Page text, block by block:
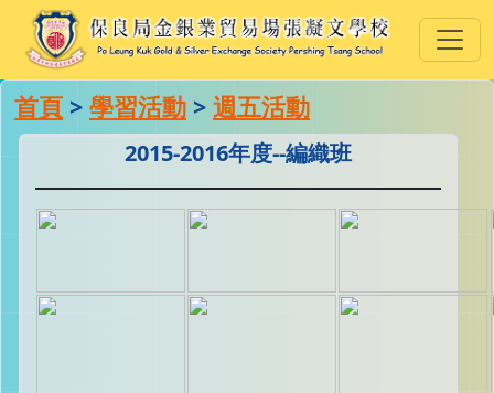
首頁 > 學習活動 > 週五活動
2015-2016年度--編織班